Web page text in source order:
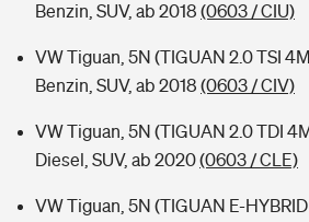
Benzin, SUV, ab 2018 (0603 / CIU)
VW Tiguan, 5N (TIGUAN 2.0 TSI
Benzin, SUV, ab 2018 (0603 / CIV)
VW Tiguan, 5N (TIGUAN 2.0 TDI
Diesel, SUV, ab 2020(0603 / CLE)
VW Tiguan, 5N (TIGUAN E-HYBRID